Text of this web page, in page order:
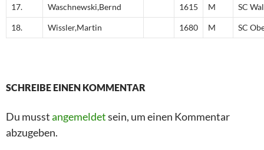
17. Waschnewski,Bernd 1615 M SC
18. Wissler,Martin 1680 M SC
SCHREIBE EINEN KOMMENTAR
Du musstangemeldetsein, um einen Kommentar
abzugeben.